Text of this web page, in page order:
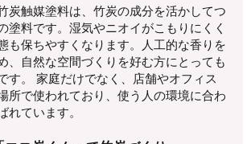
炭触媒塗料は、竹炭の成分を活かしてつ
塗料です。湿気やニオイがこもりにくく
も保ちやすくなります。人工的な香りを
、自然な空間づくりを好む方にとっても
す。 家庭だけでなく、店舗やオフィス
所で使われており、使う人の環境に合わ
れています。